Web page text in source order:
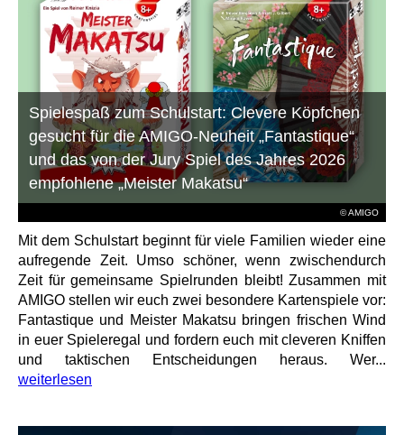
© AMIGO
Spielespaß zum Schulstart: Clevere Köpfchen
gesucht für die AMIGO-Neuheit „Fantastique“
und das von der Jury Spiel des Jahres 2026
empfohlene „Meister Makatsu“
Mit dem Schulstart beginnt für viele Familien wieder eine
aufregende Zeit. Umso schöner, wenn zwischendurch
Zeit für gemeinsame Spielrunden bleibt! Zusammen mit
AMIGO stellen wir euch zwei besondere Kartenspiele vor:
Fantastique und Meister Makatsu bringen frischen Wind
in euer Spieleregal und fordern euch mit cleveren Kniffen
und taktischen Entscheidungen heraus. Wer...
weiterlesen